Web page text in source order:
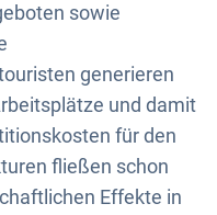
sowie
generieren
und damit
für den
fließen schon
Effekte in